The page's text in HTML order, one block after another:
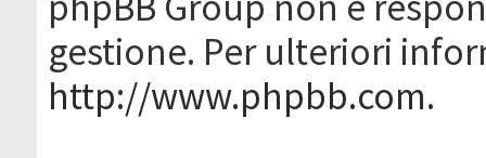
gestione. Per ulteriori
http://www.phpbb.com.